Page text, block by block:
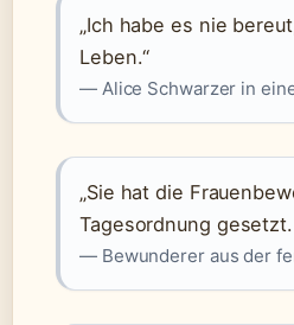
„Ich habe es nie
Leben.“
— Alice Schwarzer in
„Sie hat die
Tagesordnung
— Bewunderer aus der